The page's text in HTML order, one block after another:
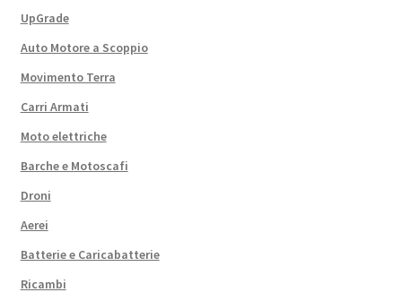
UpGrade
Auto Motore a Scoppio
Movimento Terra
Carri Armati
Moto elettriche
Barche e Motoscafi
Droni
Aerei
Batterie e Caricabatterie
Ricambi